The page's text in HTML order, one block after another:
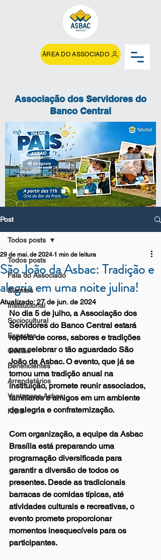
ÁREA DO ASSOCIADO
Associação dos Servidores do
Banco Central
Post
Todos posts
Fala do Associado
Eventos
Institucional
Sociocultural
Esportes
Gestão
Beneficientes
Arrendatários
Vantagens Asbac
KIDS
Todos posts
São João da Asbac: Tradição e
alegria em uma noite julina!
29 de mai. de 2024 1 min de leitura
Atualizado:27 de jun. de 2024
No dia 5 de julho, a Associação dos
Servidores do Banco Central estará
repleta de cores, sabores e tradições
para celebrar o tão aguardado São
João da Asbac. O evento, que já se
tornou uma tradição anual na
instituição, promete reunir associados,
familiares e amigos em um ambiente
de alegria e confraternização.
Com organização, a equipe da Asbac
Brasília está preparando uma
programação diversificada para
garantir a diversão de todos os
presentes. Desde as tradicionais
barracas de comidas típicas, até
atividades culturais e recreativas, o
evento promete proporcionar
momentos inesquecíveis para os
participantes.